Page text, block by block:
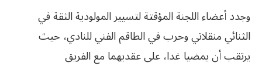
وجدد‮ ‬أعضاء‮ ‬اللجنة‮ ‬المؤقتة‮ ‬لتسيير‮ ‬المولودية‮ ‬الثقة‮ ‬في‮
‬الثنائي‮ ‬منقلاتي‮ ‬وحرب‮ ‬في‮ ‬الطاقم‮ ‬الفني‮ ‬للنادي،‮ ‬حيث‮
‬يرتقب‮ ‬أن‮ ‬يمضيا‮ ‬غدا،‮ ‬على‮ ‬عقديهما‮ ‬مع‮ ‬الفريق‮ ‬